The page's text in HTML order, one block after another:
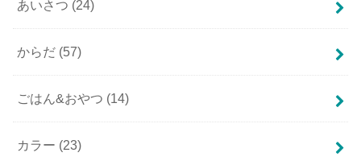
あいさつ (24)
からだ (57)
ごはん&おやつ (14)
カラー (23)